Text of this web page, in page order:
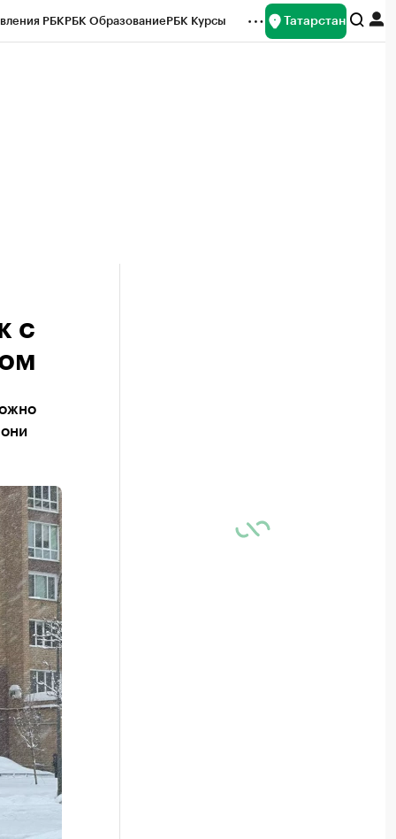
РБКРБК ОбразованиеРБК Курсы Татарстан
с